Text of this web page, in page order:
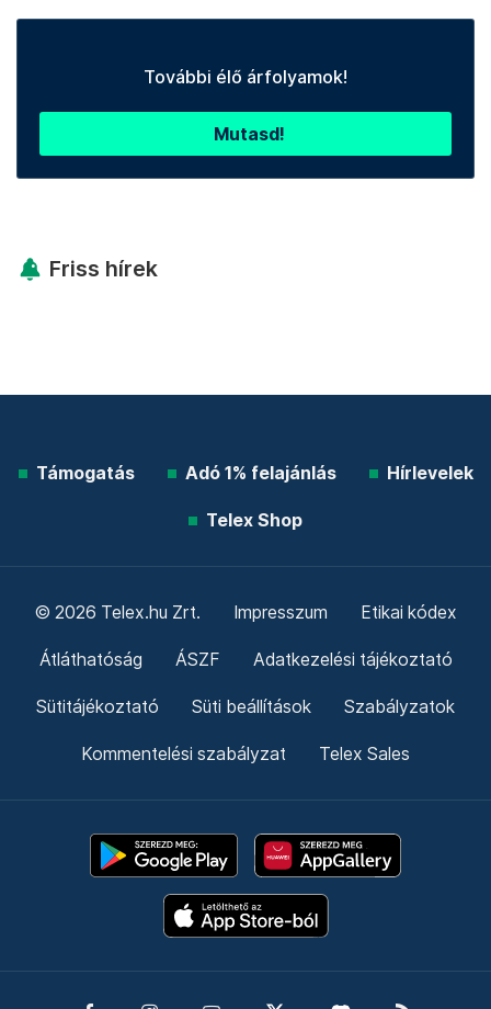
További élő árfolyamok!
Mutasd!
Friss hírek
Támogatás Adó 1% felajánlás Hírlevelek
Telex Shop
© 2026 Telex.hu Zrt. Impresszum Etikai kódex
Átláthatóság ÁSZF Adatkezelési tájékoztató
Sütitájékoztató Süti beállítások Szabályzatok
Kommentelési szabályzat Telex Sales